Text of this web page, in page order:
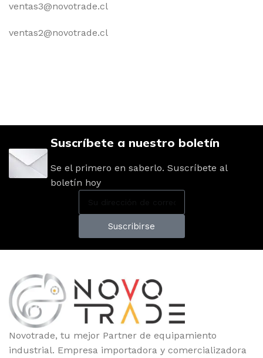
ventas3@novotrade.cl
ventas2@novotrade.cl
Suscríbete a nuestro boletín
Se el primero en saberlo. Suscríbete al
boletín hoy
Suscribirse
Novotrade, tu mejor Partner de equipamiento
industrial. Empresa importadora y comercializadora